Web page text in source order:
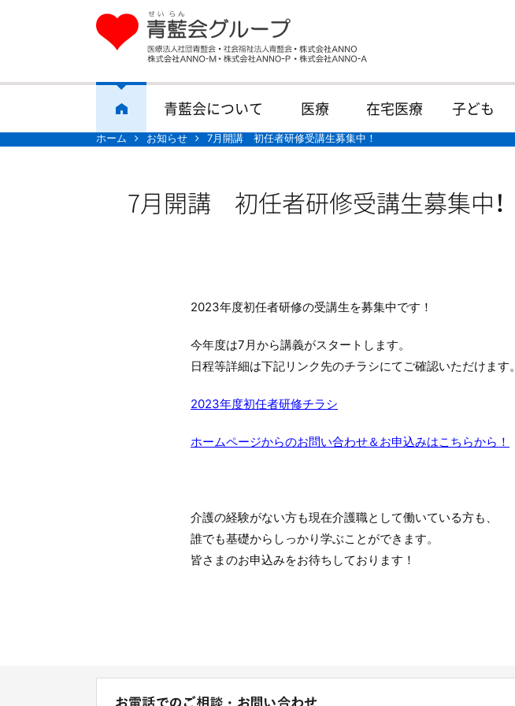
青藍会について 医療 在宅医療 子ども
ホーム お知らせ 7月開講 初任者研修受講生募集中！
7月開講 初任者研修受講生募集中！
2023年度初任者研修の受講生を募集中です！
今年度は7月から講義がスタートします。
日程等詳細は下記リンク先のチラシにてご確認いただけます。
2023年度初任者研修チラシ
ホームページからのお問い合わせ＆お申込みはこちらから！
介護の経験がない方も現在介護職として働いている方も、
誰でも基礎からしっかり学ぶことができます。
皆さまのお申込みをお待ちしております！